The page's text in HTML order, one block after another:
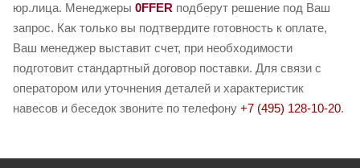
юр.лица. Менеджеры 0FFER подберут решение под Ваш
запрос. Как только вы подтвердите готовность к оплате,
Ваш менеджер выставит счет, при необходимости
подготовит стандартный договор поставки. Для связи с
оператором или уточнения деталей и характеристик
навесов и беседок звоните по телефону +7 (495) 128-10-20.